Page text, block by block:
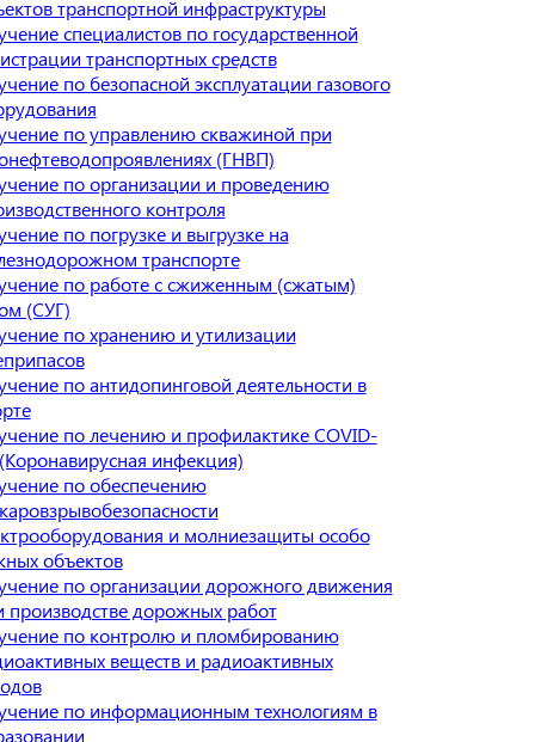
транспортной инфраструктуры
специалистов по государственной
транспортных средств
по безопасной эксплуатации газового
по управлению скважиной при
(ГНВП)
по организации и проведению
контроля
по погрузке и выгрузке на
транспорте
по работе с сжиженным (сжатым)
(СУГ)
по хранению и утилизации
по антидопинговой деятельности в
по лечению и профилактике COVID-
инфекция)
по обеспечению
и молниезащиты особо
объектов
по организации дорожного движения
производстве дорожных работ
по контролю и пломбированию
веществ и радиоактивных
по информационным технологиям в